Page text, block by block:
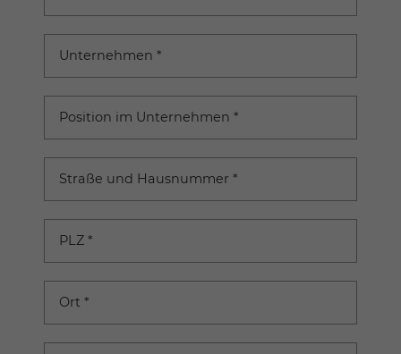
Unternehmen *
Position im Unternehmen *
Straße und Hausnummer *
PLZ *
Ort *